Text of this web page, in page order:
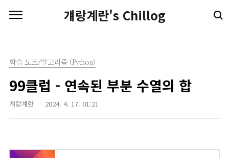
걔랑계란's Chillog
학습 노트/알고리즘 (Python)
99클럽 - 연속된 부분 수열의 합
걔랑계란 2024. 4. 17. 01:21